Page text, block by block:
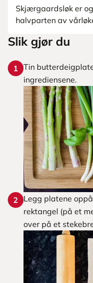
Skjærgaardsløk er
halvparten av
Slik gjør du
1 Tin
ingrediensene.
2
Legg platene
rektangel (på et
over på et